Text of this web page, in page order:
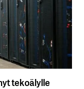
tekoälylle